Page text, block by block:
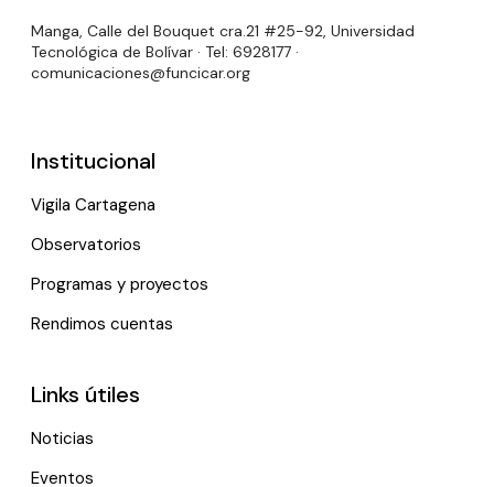
Manga, Calle del Bouquet cra.21 #25-92, Universidad
Tecnológica de Bolívar · Tel: 6928177 ·
comunicaciones@funcicar.org
Institucional
Vigila Cartagena
Observatorios
Programas y proyectos
Rendimos cuentas
Links útiles
Noticias
Eventos